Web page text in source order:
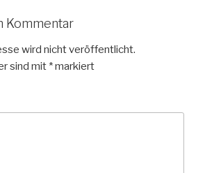
Kommentar
wird nicht veröffentlicht.
sind mit *markiert